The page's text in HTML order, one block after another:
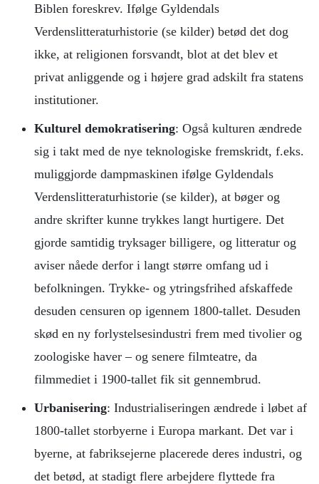
Biblen foreskrev. Ifølge Gyldendals
Verdenslitteraturhistorie (se kilder) betød det dog
ikke, at religionen forsvandt, blot at det blev et
privat anliggende og i højere grad adskilt fra statens
institutioner.
Kulturel demokratisering: Også kulturen ændrede
sig i takt med de nye teknologiske fremskridt, f.eks.
muliggjorde dampmaskinen ifølge Gyldendals
Verdenslitteraturhistorie (se kilder), at bøger og
andre skrifter kunne trykkes langt hurtigere. Det
gjorde samtidig tryksager billigere, og litteratur og
aviser nåede derfor i langt større omfang ud i
befolkningen. Trykke- og ytringsfrihed afskaffede
desuden censuren op igennem 1800-tallet. Desuden
skød en ny forlystelsesindustri frem med tivolier og
zoologiske haver – og senere filmteatre, da
filmmediet i 1900-tallet fik sit gennembrud.
Urbanisering: Industrialiseringen ændrede i løbet af
1800-tallet storbyerne i Europa markant. Det var i
byerne, at fabriksejerne placerede deres industri, og
det betød, at stadigt flere arbejdere flyttede fra